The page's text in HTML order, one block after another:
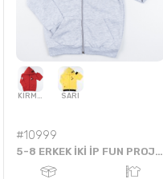
#10999
5-8 ERKEK İKİ İP FUN PROJECT FUTURE GENIUS HIRKA